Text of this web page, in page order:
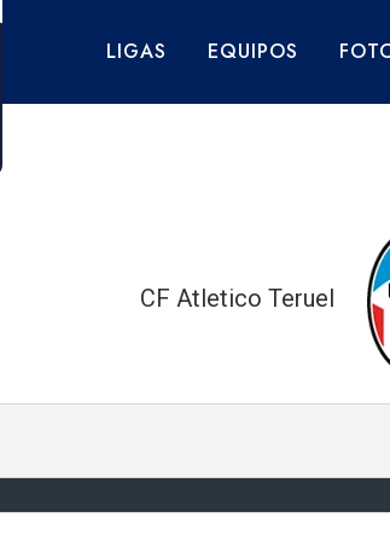
LIGAS EQUIPOS
CF Atletico Teruel